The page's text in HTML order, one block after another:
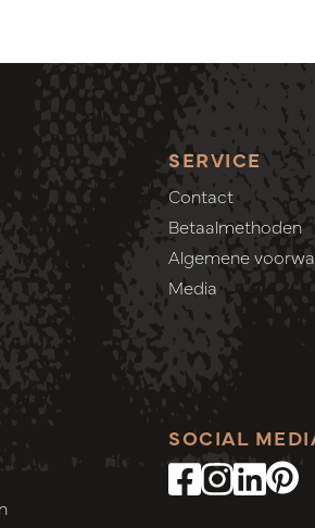
SERVICE
Contact
Betaalmethoden
Algemene
Media
SOCIAL